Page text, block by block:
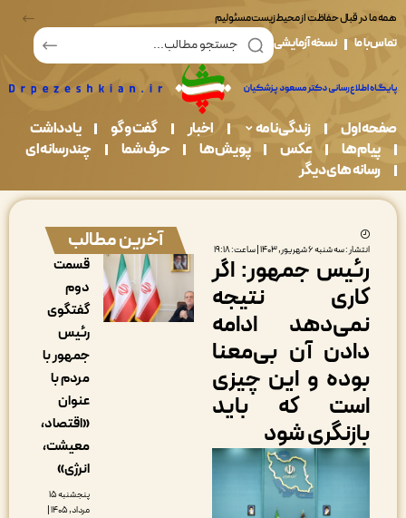
قبال حفاظت از محیط زیست مسئولیم
نسخه آزمایشی
زندگی نامه اخبار گفت و گو
یادداشت
ها
عکس پویش ها حرف شما
چندرسانه ای
های دیگر
: سه شنبه ۶ شهریور, ۱۴۰۳ | ساعت: ۱۹:۱۸
جمهور: اگر
نتیجه
ادامه
آن بی‌معنا
و این چیزی
که باید
شود
آخرین مطالب
قسمت
دوم
گفتگوی
جمهور با
«اقتصاد،
معیشت،
پنجشنبه ۱۵
مرداد, ۱۴۰۵ |